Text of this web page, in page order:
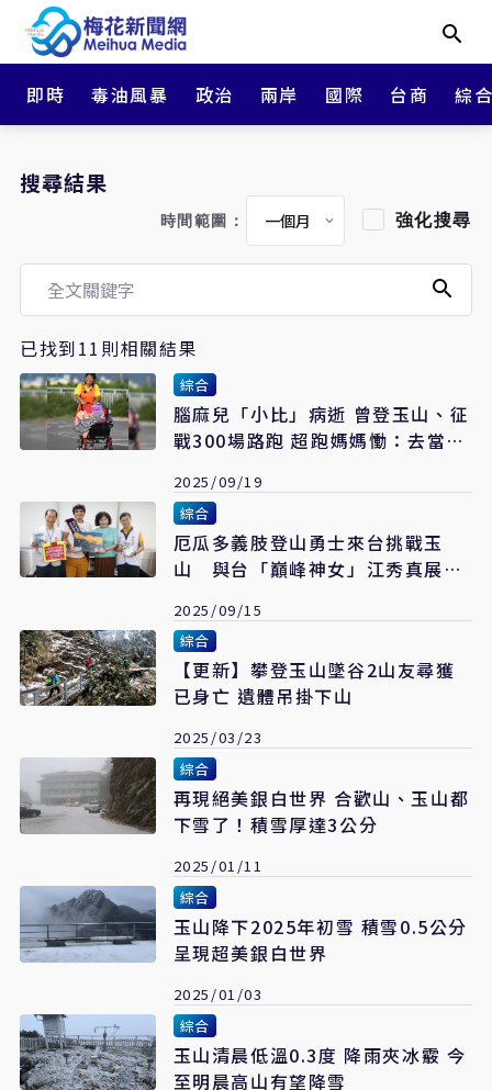
即時 毒油風暴 政治 兩岸 國際 台商 綜
搜尋結果
時間範圍： 強化搜尋
已找到11則相關結果
綜合
腦麻兒「小比」病逝 曾登玉山、征
戰300場路跑 超跑媽媽慟：去當天
2025/09/19
綜合
厄瓜多義肢登山勇士來台挑戰玉
山 與台「巔峰神女」江秀真展開
2025/09/15
綜合
【更新】攀登玉山墜谷2山友尋獲
已身亡 遺體吊掛下山
2025/03/23
綜合
再現絕美銀白世界 合歡山、玉山都
下雪了！積雪厚達3公分
2025/01/11
綜合
玉山降下2025年初雪 積雪0.5公分
呈現超美銀白世界
2025/01/03
綜合
玉山清晨低溫0.3度 降雨夾冰霰 今
至明晨高山有望降雪